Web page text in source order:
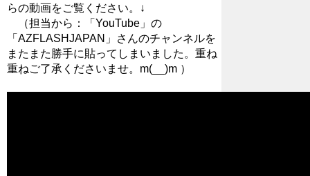
らの動画をご覧ください。↓
（担当から：「YouTube」の
「AZFLASHJAPAN」さんのチャンネルを
またまた勝手に貼ってしまいました。重ね
重ねご了承くださいませ。m(__)m ）